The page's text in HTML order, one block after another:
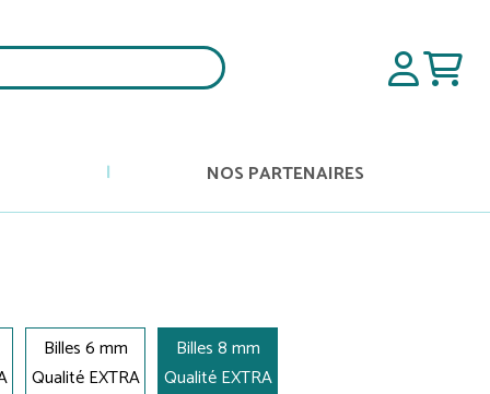
NOS PARTENAIRES
Billes 6 mm
Qualité EXTRA
Billes 8 mm
Qualité EXTRA